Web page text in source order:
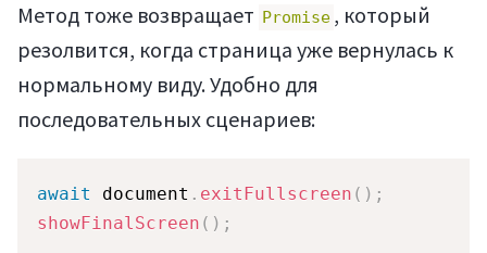
Метод тоже возвращает Promise , который
резолвится, когда страница уже вернулась к
нормальному виду. Удобно для
последовательных сценариев:
await document . exitFullscreen ( ) ;
showFinalScreen ( ) ;